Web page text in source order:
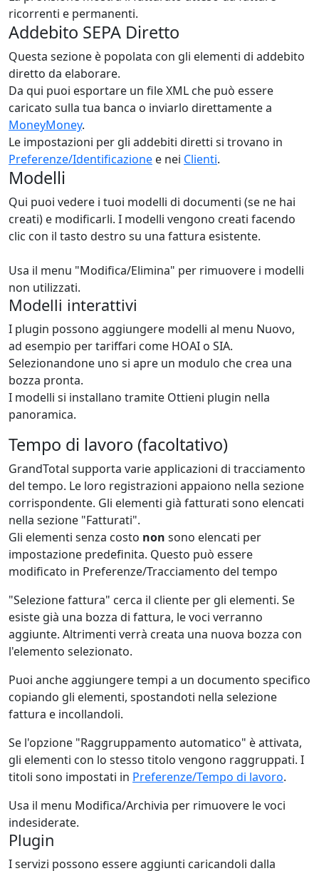
ricorrenti e permanenti.
Addebito SEPA Diretto
Questa sezione è popolata con gli elementi di addebito
diretto da elaborare.
Da qui puoi esportare un file XML che può essere
caricato sulla tua banca o inviarlo direttamente a
MoneyMoney.
Le impostazioni per gli addebiti diretti si trovano in
Preferenze/Identificazione e nei Clienti.
Modelli
Qui puoi vedere i tuoi modelli di documenti (se ne hai
creati) e modificarli. I modelli vengono creati facendo
clic con il tasto destro su una fattura esistente.
Usa il menu "Modifica/Elimina" per rimuovere i modelli
non utilizzati.
Modelli interattivi
I plugin possono aggiungere modelli al menu Nuovo,
ad esempio per tariffari come HOAI o SIA.
Selezionandone uno si apre un modulo che crea una
bozza pronta.
I modelli si installano tramite Ottieni plugin nella
panoramica.
Tempo di lavoro (facoltativo)
GrandTotal supporta varie applicazioni di tracciamento
del tempo. Le loro registrazioni appaiono nella sezione
corrispondente. Gli elementi già fatturati sono elencati
nella sezione "Fatturati".
Gli elementi senza costo non sono elencati per
impostazione predefinita. Questo può essere
modificato in Preferenze/Tracciamento del tempo
"Selezione fattura" cerca il cliente per gli elementi. Se
esiste già una bozza di fattura, le voci verranno
aggiunte. Altrimenti verrà creata una nuova bozza con
l'elemento selezionato.
Puoi anche aggiungere tempi a un documento specifico
copiando gli elementi, spostandoti nella selezione
fattura e incollandoli.
Se l'opzione "Raggruppamento automatico" è attivata,
gli elementi con lo stesso titolo vengono raggruppati. I
titoli sono impostati in Preferenze/Tempo di lavoro.
Usa il menu Modifica/Archivia per rimuovere le voci
indesiderate.
Plugin
I servizi possono essere aggiunti caricandoli dalla